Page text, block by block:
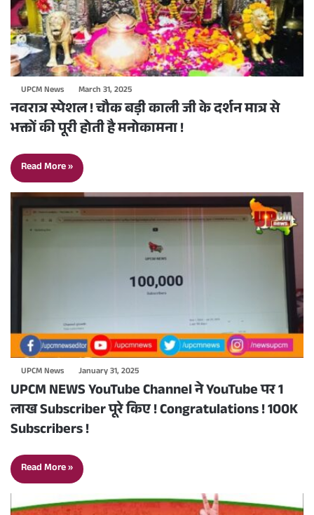
UPCM News March 31, 2025
नवरात्र स्पेशल ! चौक बड़ी काली जी के दर्शन मात्र से
भक्तों की पूरी होती है मनोकामना !
Read More »
UPCM News January 31, 2025
UPCM NEWS YouTube Channel ने YouTube पर 1
लाख Subscriber पूरे किए ! Congratulations ! 100K
Subscribers !
Read More »